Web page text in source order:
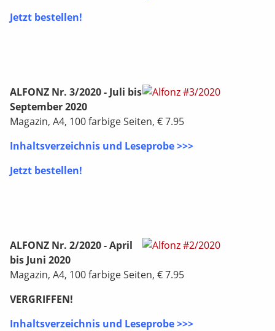
Jetzt bestellen!
ALFONZ Nr. 3/2020 - Juli bis
September 2020
Magazin, A4, 100 farbige Seiten, € 7.95
Inhaltsverzeichnis und Leseprobe >>>
Jetzt bestellen!
ALFONZ Nr. 2/2020 - April
bis Juni 2020
Magazin, A4, 100 farbige Seiten, € 7.95
VERGRIFFEN!
Inhaltsverzeichnis und Leseprobe >>>